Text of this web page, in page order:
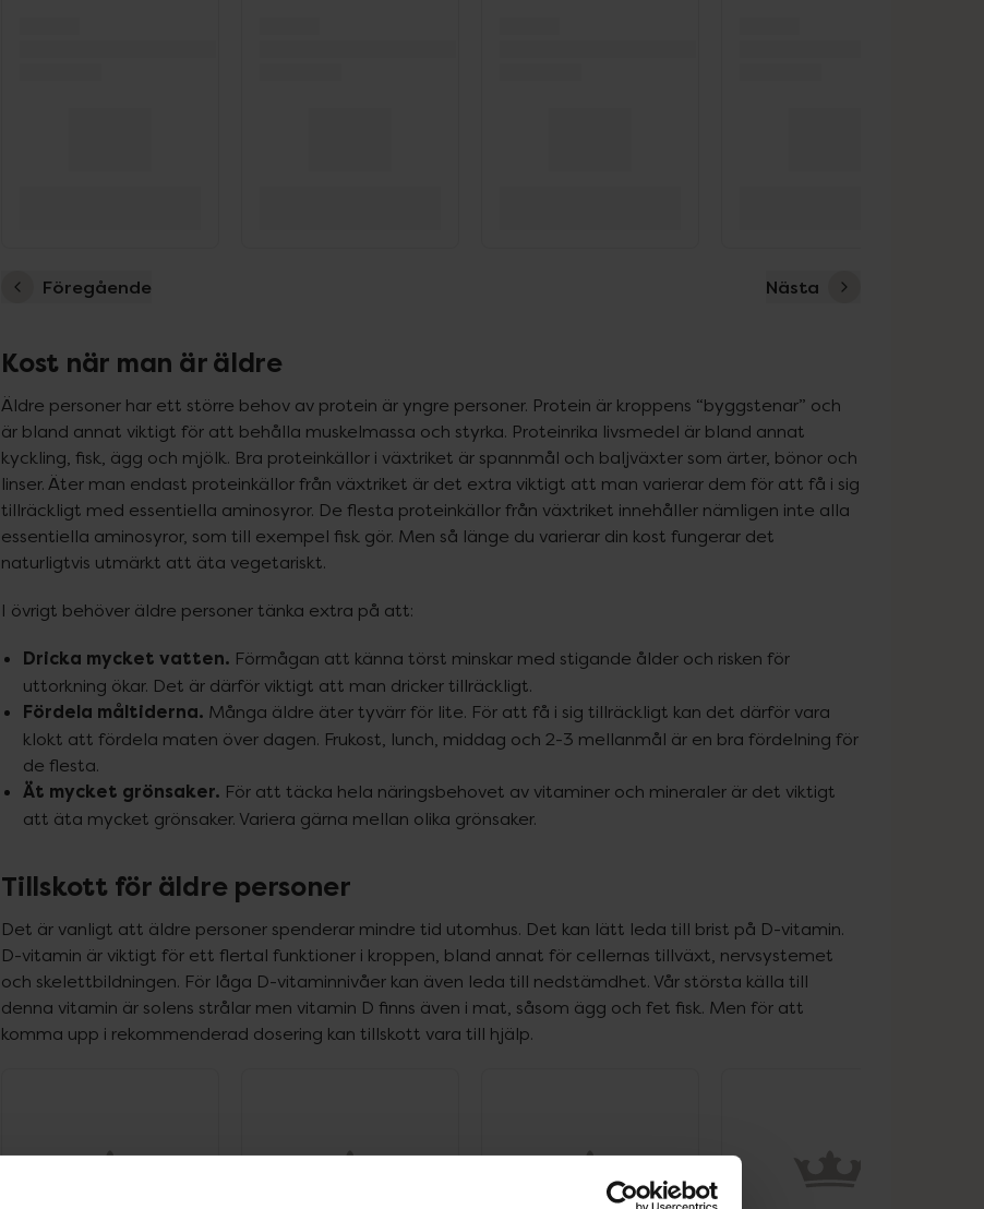
Föregående Nästa
Kost när man är äldre
Äldre personer har ett större behov av protein är yngre personer. Protein är kroppens “byggstenar” och
är bland annat viktigt för att behålla muskelmassa och styrka. Proteinrika livsmedel är bland annat
kyckling, fisk, ägg och mjölk. Bra proteinkällor i växtriket är spannmål och baljväxter som ärter, bönor och
linser. Äter man endast proteinkällor från växtriket är det extra viktigt att man varierar dem för att få i sig
tillräckligt med essentiella aminosyror. De flesta proteinkällor från växtriket innehåller nämligen inte alla
essentiella aminosyror, som till exempel fisk gör. Men så länge du varierar din kost fungerar det
naturligtvis utmärkt att äta vegetariskt.
I övrigt behöver äldre personer tänka extra på att:
Dricka mycket vatten. Förmågan att känna törst minskar med stigande ålder och risken för
uttorkning ökar. Det är därför viktigt att man dricker tillräckligt.
Fördela måltiderna. Många äldre äter tyvärr för lite. För att få i sig tillräckligt kan det därför vara
klokt att fördela maten över dagen. Frukost, lunch, middag och 2-3 mellanmål är en bra fördelning för
de flesta.
Ät mycket grönsaker. För att täcka hela näringsbehovet av vitaminer och mineraler är det viktigt
att äta mycket grönsaker. Variera gärna mellan olika grönsaker.
Tillskott för äldre personer
Det är vanligt att äldre personer spenderar mindre tid utomhus. Det kan lätt leda till brist på D-vitamin.
D-vitamin är viktigt för ett flertal funktioner i kroppen, bland annat för cellernas tillväxt, nervsystemet
och skelettbildningen. För låga D-vitaminnivåer kan även leda till nedstämdhet. Vår största källa till
denna vitamin är solens strålar men vitamin D finns även i mat, såsom ägg och fet fisk. Men för att
komma upp i rekommenderad dosering kan tillskott vara till hjälp.